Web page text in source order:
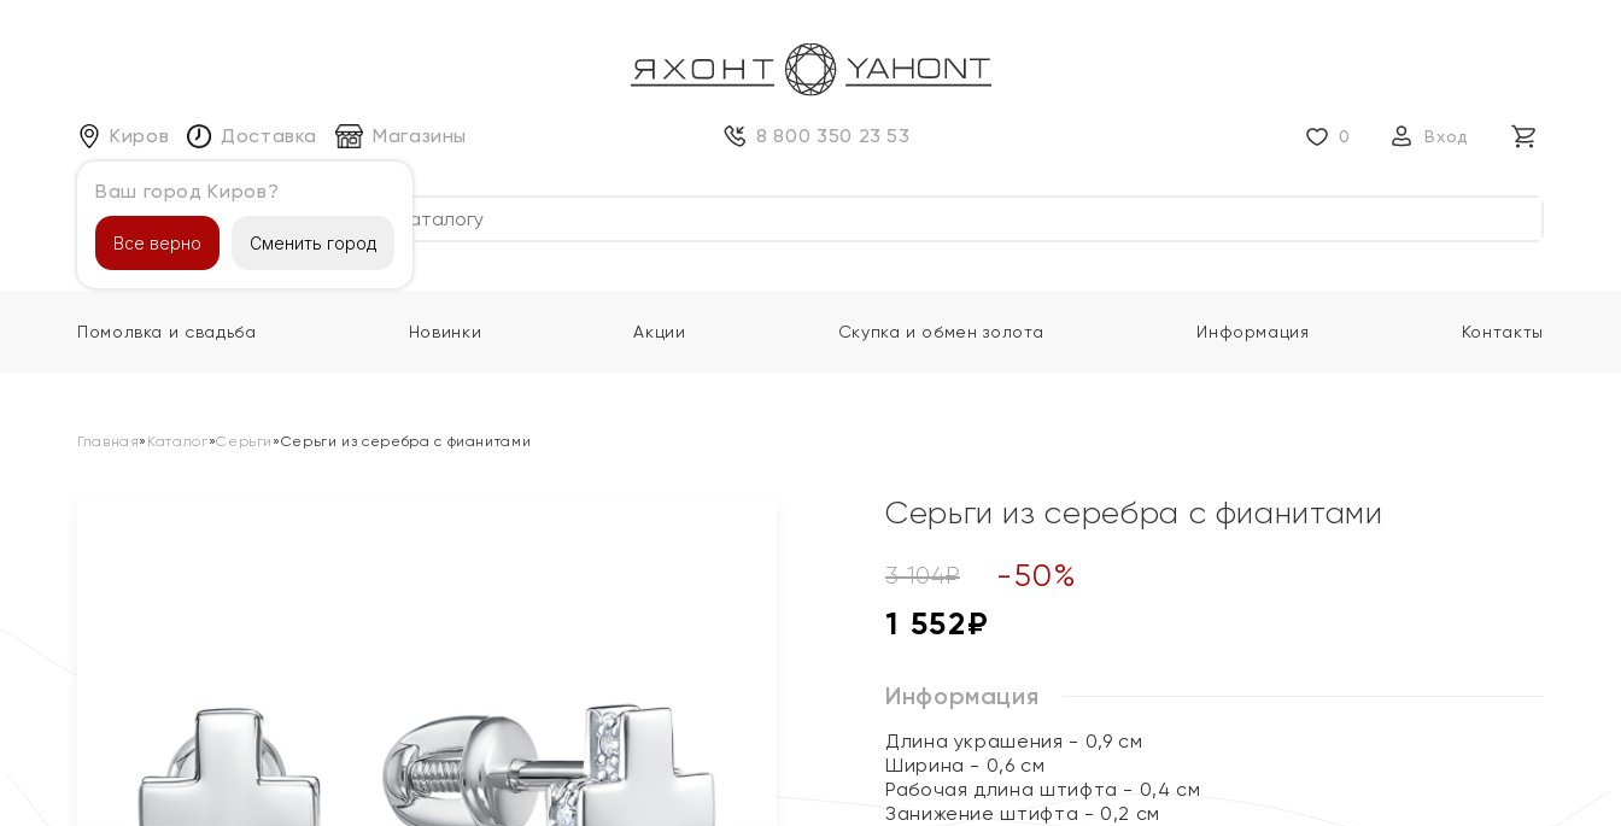
Киров
Ваш город Киров?
Все верно Сменить город
Доставка Магазины 8 800 350 23 53 0 Вход
Каталог
Помолвка и свадьба Новинки Акции Скупка и обмен золота Информация Контакты
Главная» Каталог»Серьги »Серьги из серебра с фианитами
Серьги из серебра с фианитами
3 104₽ -50%
1 552₽
Информация
Длина украшения - 0,9 см
Ширина - 0,6 см
Рабочая длина штифта - 0,4 см
Занижение штифта - 0,2 см